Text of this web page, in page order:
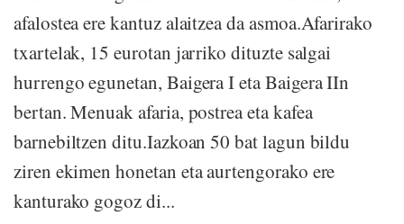
afalostea ere kantuz alaitzea da asmoa.Afarirako
txartelak, 15 eurotan jarriko dituzte salgai
hurrengo egunetan, Baigera I eta Baigera IIn
bertan. Menuak afaria, postrea eta kafea
barnebiltzen ditu.Iazkoan 50 bat lagun bildu
ziren ekimen honetan eta aurtengorako ere
kanturako gogoz di...